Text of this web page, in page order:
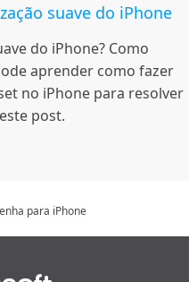
suave do iPhone
do iPhone? Como
aprender como fazer
no iPhone para resolver
post.
para iPhone